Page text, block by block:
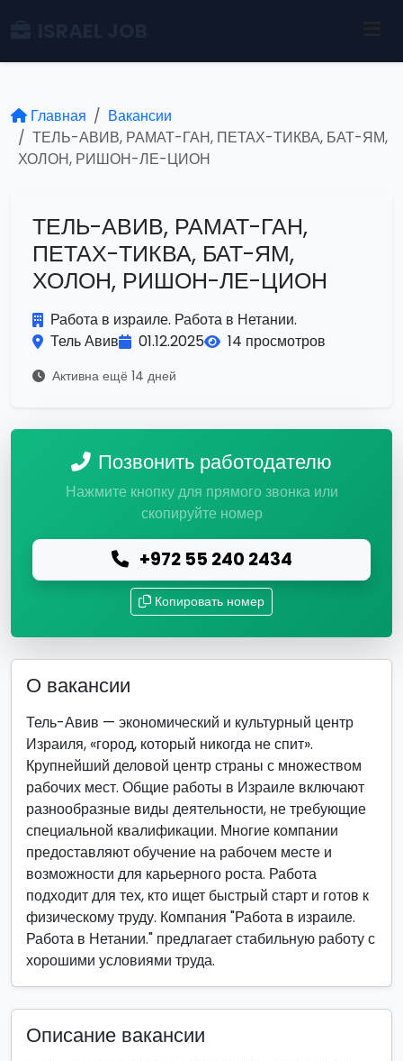
Главная
Вакансии
ТЕЛЬ-АВИВ, РАМАТ-ГАН, ПЕТАХ-ТИКВА, БАТ-ЯМ,
ХОЛОН, РИШОН-ЛЕ-ЦИОН
ТЕЛЬ-АВИВ, РАМАТ-ГАН,
ПЕТАХ-ТИКВА, БАТ-ЯМ,
ХОЛОН, РИШОН-ЛЕ-ЦИОН
Работа в израиле. Работа в Нетании.
Тель Авив
01.12.2025 14 просмотров
Активна ещё 14 дней
Позвонить работодателю
Нажмите кнопку для прямого звонка или
скопируйте номер
+972 55 240 2434
Копировать номер
О вакансии
Тель-Авив — экономический и культурный центр
Израиля, «город, который никогда не спит».
Крупнейший деловой центр страны с множеством
рабочих мест. Общие работы в Израиле включают
разнообразные виды деятельности, не требующие
специальной квалификации. Многие компании
предоставляют обучение на рабочем месте и
возможности для карьерного роста. Работа
подходит для тех, кто ищет быстрый старт и готов к
физическому труду. Компания "Работа в израиле.
Работа в Нетании." предлагает стабильную работу с
хорошими условиями труда.
Описание вакансии